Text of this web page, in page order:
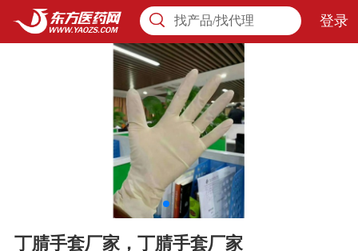
找产品/找代理 登录
丁腈手套厂家，丁腈手套厂家